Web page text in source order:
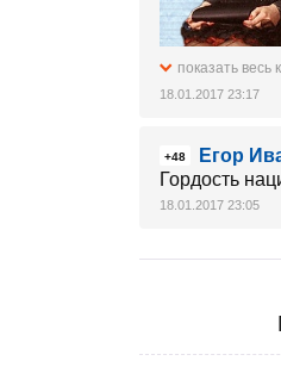
показать весь
18.01.2017 23:17
+48
Егор
Гордость
18.01.2017 23:05